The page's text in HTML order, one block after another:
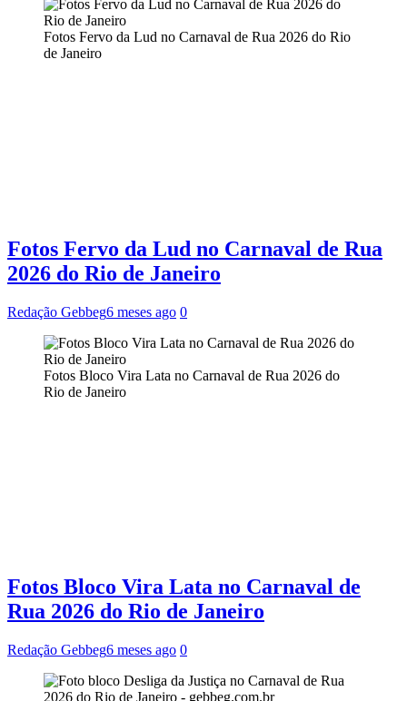
Fotos Fervo da Lud no Carnaval de Rua 2026 do Rio
de Janeiro
Fotos Fervo da Lud no Carnaval de Rua
2026 do Rio de Janeiro
Redação Gebbeg6 meses ago 0
Fotos Bloco Vira Lata no Carnaval de Rua 2026 do
Rio de Janeiro
Fotos Bloco Vira Lata no Carnaval de
Rua 2026 do Rio de Janeiro
Redação Gebbeg6 meses ago 0